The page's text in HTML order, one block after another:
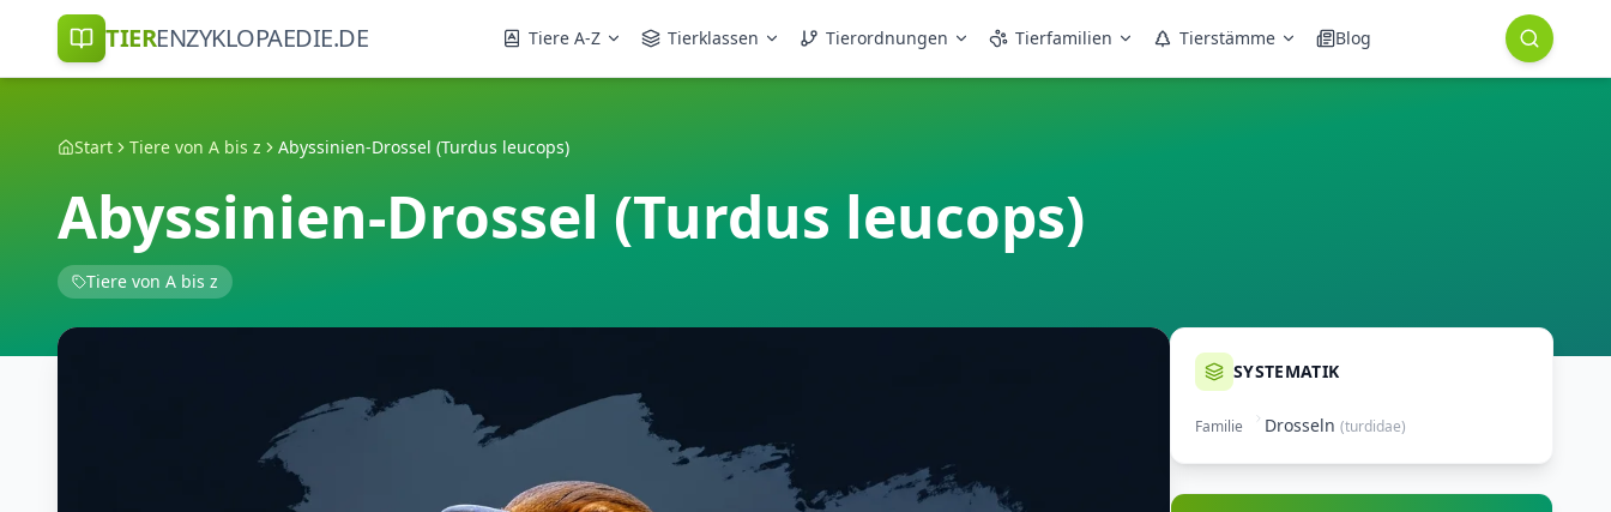
TIERENZYKLOPAEDIE.DE Tiere A-Z Tierklassen Tierordnungen Tierfamilien Tierstämme Blog
Start Tiere von A bis z Abyssinien-Drossel (Turdus leucops)
Abyssinien-Drossel (Turdus leucops)
Tiere von A bis z
SYSTEMATIK
Familie Drosseln (turdidae)